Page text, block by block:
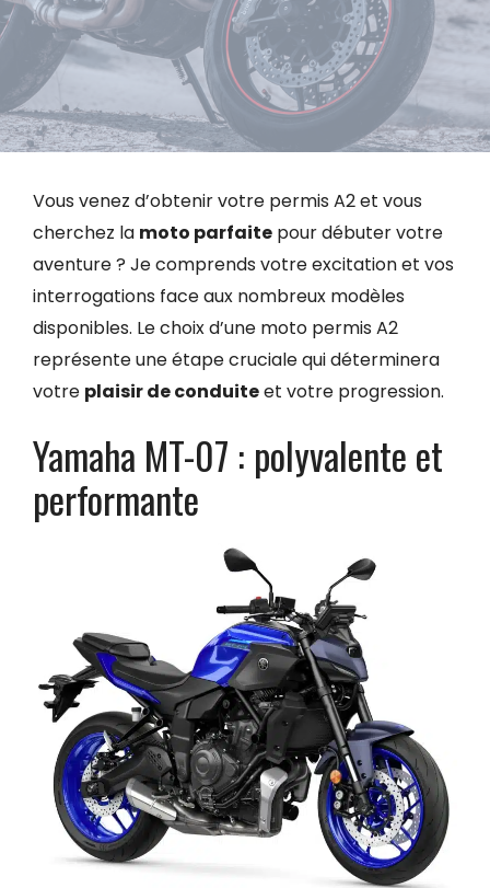
Vous venez d’obtenir votre permis A2 et vous
cherchez la moto parfaite pour débuter votre
aventure ? Je comprends votre excitation et vos
interrogations face aux nombreux modèles
disponibles. Le choix d’une moto permis A2
représente une étape cruciale qui déterminera
votre plaisir de conduiteet votre progression.
Yamaha MT-07 : polyvalente et
performante